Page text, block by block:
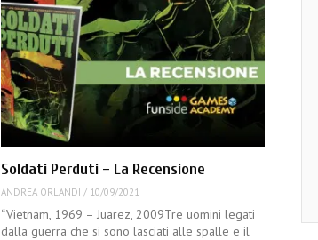
Soldati Perduti – La Recensione
ANDREA ORLANDI / 10/09/2021
“Vietnam, 1969 – Juarez, 2009Tre uomini legati
dalla guerra che si sono lasciati alle spalle e il